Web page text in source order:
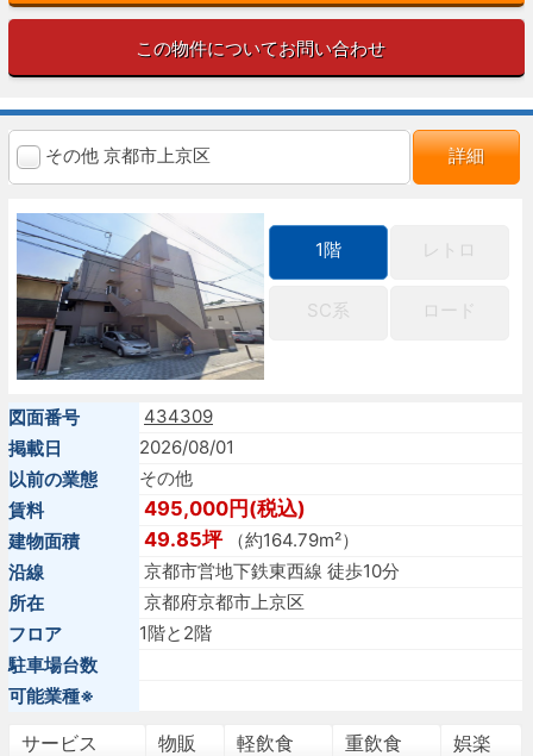
この物件についてお問い合わせ
その他 京都市上京区 詳細
1階 レトロ
SC系 ロード
図面番号
434309
掲載日
2026/08/01
以前の業態
その他
賃料
495,000円(税込)
建物面積 49.85坪（約164.79m²）
沿線
京都市営地下鉄東西線 徒歩10分
所在
京都府京都市上京区
フロア
1階と2階
駐車場台数
可能業種※
サービス 物販 軽飲食 重飲食 娯楽